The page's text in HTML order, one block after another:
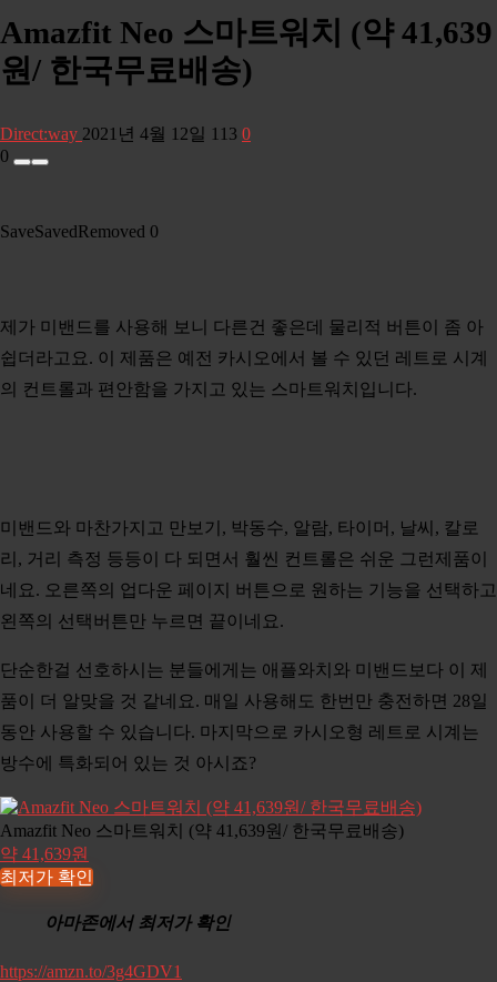
Amazfit Neo 스마트워치 (약 41,639
원/ 한국무료배송)
Direct:way 2021년 4월 12일 113 0
0
SaveSavedRemoved 0
제가 미밴드를 사용해 보니 다른건 좋은데 물리적 버튼이 좀 아
쉽더라고요. 이 제품은 예전 카시오에서 볼 수 있던 레트로 시계
의 컨트롤과 편안함을 가지고 있는 스마트워치입니다.
미밴드와 마찬가지고 만보기, 박동수, 알람, 타이머, 날씨, 칼로
리, 거리 측정 등등이 다 되면서 훨씬 컨트롤은 쉬운 그런제품이
네요. 오른쪽의 업다운 페이지 버튼으로 원하는 기능을 선택하고
왼쪽의 선택버튼만 누르면 끝이네요.
단순한걸 선호하시는 분들에게는 애플와치와 미밴드보다 이 제
품이 더 알맞을 것 같네요. 매일 사용해도 한번만 충전하면 28일
동안 사용할 수 있습니다. 마지막으로 카시오형 레트로 시계는
방수에 특화되어 있는 것 아시죠?
Amazfit Neo 스마트워치 (약 41,639원/ 한국무료배송)
약 41,639원
최저가 확인
아마존에서 최저가 확인
https://amzn.to/3g4GDV1